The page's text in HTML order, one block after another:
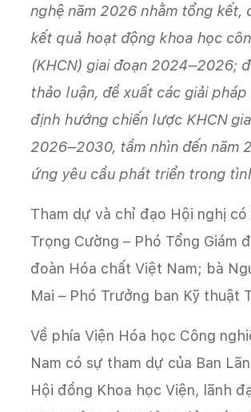
nghệ năm 2026 nhằm tổng kết,
kết quả hoạt động khoa học
(KHCN) giai đoạn 2024–2026;
thảo luận, đề xuất các giải pháp
định hướng chiến lược KHCN
2026–2030, tầm nhìn đến năm
ứng yêu cầu phát triển trong
Tham dự và chỉ đạo Hội nghị
Trọng Cường – Phó Tổng Giám
đoàn Hóa chất Việt Nam; bà
Mai – Phó Trưởng ban Kỹ thuật
Về phía Viện Hóa học Công
Nam có sự tham dự của Ban
Hội đồng Khoa học Viện, lãnh